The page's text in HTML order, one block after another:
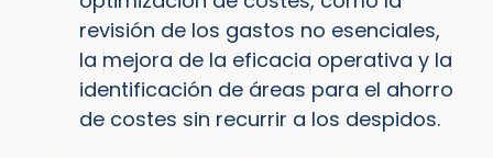
revisión de los gastos no esenciales,
la mejora de la eficacia operativa y la
identificación de áreas para el ahorro
de costes sin recurrir a los despidos.